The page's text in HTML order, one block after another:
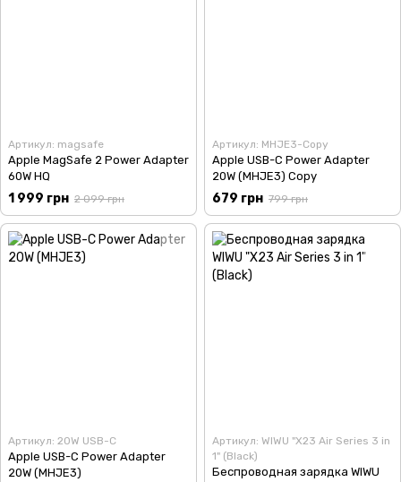
Артикул: magsafe
Apple MagSafe 2 Power Adapter
60W HQ
1 999 грн 2 099 грн
Артикул: MHJE3-Copy
Apple USB-C Power Adapter
20W (MHJE3) Copy
679 грн 799 грн
Артикул: 20W USB-C
Apple USB-C Power Adapter
20W (MHJE3)
Артикул: WIWU "X23 Air Series 3 in
1" (Black)
Беспроводная зарядка WIWU